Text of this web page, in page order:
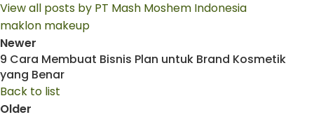
View all posts by PT Mash Moshem Indonesia
maklon makeup
Newer
9 Cara Membuat Bisnis Plan untuk Brand Kosmetik
yang Benar
Back to list
Older